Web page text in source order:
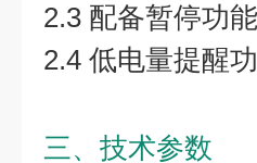
2.3 配备暂停功
2.4 低电量提醒
三、技术参数